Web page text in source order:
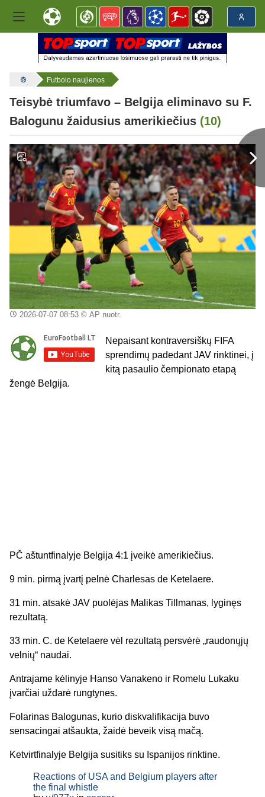
Futbolo naujienos
Teisybė triumfavo – Belgija eliminavo su F.
Balogunu žaidusius amerikiečius (10)
2026-07-07 08:53© AP nuotr.
Nepaisant kontraversiškų FIFA
sprendimų padedant JAV rinktinei, į
kitą pasaulio čempionato etapą
žengė Belgija.
PČ aštuntfinalyje Belgija 4:1 įveikė amerikiečius.
9 min. pirmą įvartį pelnė Charlesas de Ketelaere.
31 min. atsakė JAV puolėjas Malikas Tillmanas, lyginęs
rezultatą.
33 min. C. de Ketelaere vėl rezultatą persvėrė „raudonųjų
velnių“ naudai.
Antrajame kėlinyje Hanso Vanakeno ir Romelu Lukaku
įvarčiai uždarė rungtynes.
Folarinas Balogunas, kurio diskvalifikacija buvo
sensacingai atšaukta, žaidė beveik visą mačą.
Ketvirtfinalyje Belgija susitiks su Ispanijos rinktine.
Reactions of USA and Belgium players after
the final whistle